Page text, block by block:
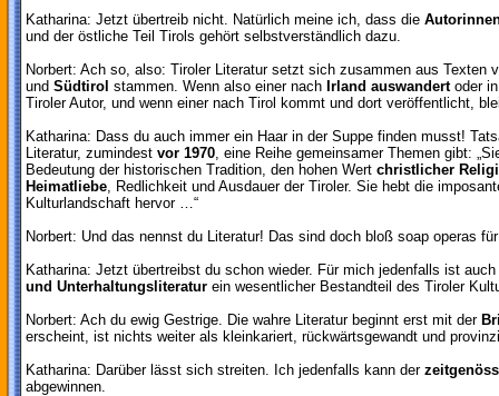
Katharina: Jetzt übertreib nicht. Natürlich meine ich, dass die
und der östliche Teil Tirols gehört selbstverständlich dazu.
Norbert: Ach so, also: Tiroler Literatur setzt sich zusammen aus Texten
und Südtirol stammen. Wenn also einer nach Irland auswandertoder in
Tiroler Autor, und wenn einer nach Tirol kommt und dort veröffentlicht,
Katharina: Dass du auch immer ein Haar in der Suppe finden musst!
Literatur, zumindest vor 1970, eine Reihe gemeinsamer Themen gibt:
Bedeutung der historischen Tradition, den hohen Wert christlicher
Heimatliebe, Redlichkeit und Ausdauer der Tiroler. Sie hebt die
Kulturlandschaft hervor …“
Norbert: Und das nennst du Literatur! Das sind doch bloß soap operas
Katharina: Jetzt übertreibst du schon wieder. Für mich jedenfalls ist
und Unterhaltungsliteratur ein wesentlicher Bestandteil des Tiroler
Norbert: Ach du ewig Gestrige. Die wahre Literatur beginnt erst mit der
erscheint, ist nichts weiter als kleinkariert, rückwärtsgewandt und
Katharina: Darüber lässt sich streiten. Ich jedenfalls kann der
abgewinnen.